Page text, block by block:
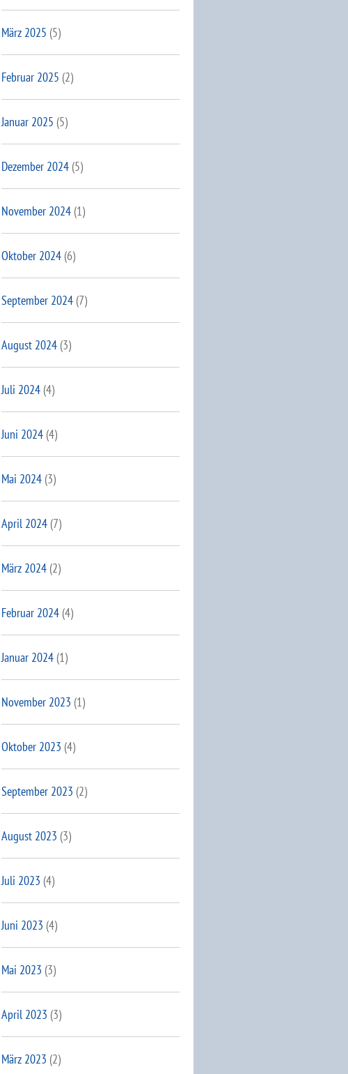
März 2025 (5)
Februar 2025 (2)
Januar 2025 (5)
Dezember 2024(5)
November 2024(1)
Oktober 2024(6)
September 2024(7)
August 2024(3)
Juli 2024(4)
Juni 2024(4)
Mai 2024(3)
April 2024(7)
März 2024(2)
Februar 2024(4)
Januar 2024(1)
November 2023 (1)
Oktober 2023 (4)
September 2023 (2)
August 2023 (3)
Juli 2023 (4)
Juni 2023 (4)
Mai 2023 (3)
April 2023 (3)
März 2023 (2)